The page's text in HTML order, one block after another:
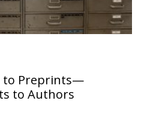
to Preprints—
to Authors